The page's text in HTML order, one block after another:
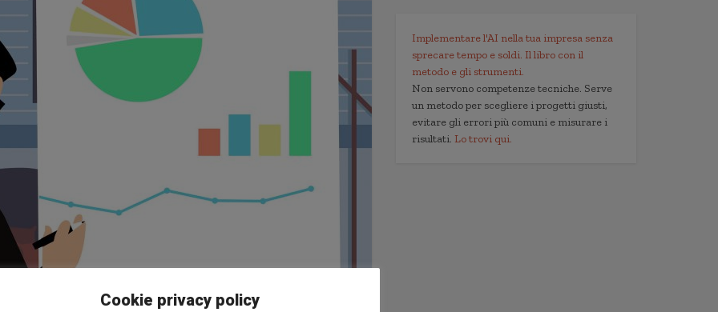
Implementare l'AI nella tua impresa senza
sprecare tempo e soldi. Il libro con il
metodo e gli strumenti.
Non servono competenze tecniche. Serve
un metodo per scegliere i progetti giusti,
evitare gli errori più comuni e misurare i
risultati. Lo trovi qui.
Cookie privacy policy